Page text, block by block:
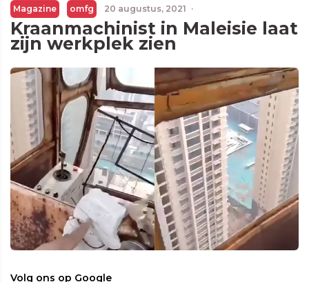
Magazine omfg 20 augustus, 2021 ·
Kraanmachinist in Maleisie laat
zijn werkplek zien
Volg ons op Google